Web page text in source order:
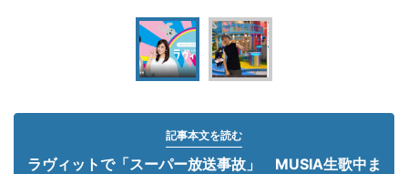
記事本文を読む
ラヴィットで「スーパー放送事故」 MUSIA生歌中ま